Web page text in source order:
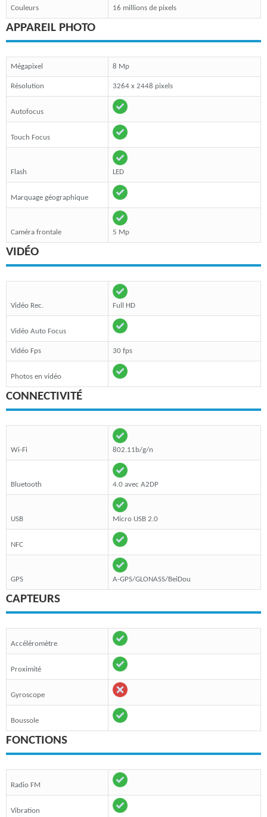
Couleurs 16 millions de pixels
APPAREIL PHOTO
Mégapixel 8 Mp
Résolution 3264 x 2448 pixels
Autofocus
Touch Focus
Flash LED
Marquage géographique
Caméra frontale 5 Mp
VIDÉO
Vidéo Rec. Full HD
Vidéo Auto Focus
Vidéo Fps 30 fps
Photos en vidéo
CONNECTIVITÉ
Wi-Fi 802.11b/g/n
Bluetooth 4.0 avec A2DP
USB Micro USB 2.0
NFC
GPS A-GPS/GLONASS/BeiDou
CAPTEURS
Accéléromètre
Proximité
Gyroscope
Boussole
FONCTIONS
Radio FM
Vibration